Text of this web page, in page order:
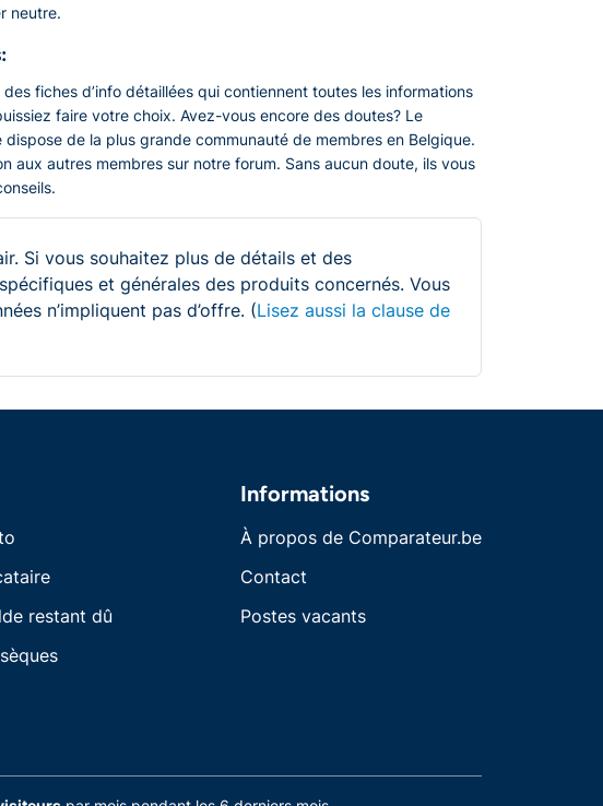
neutre.
fiches d’info détaillées qui contiennent toutes les informations
faire votre choix. Avez-vous encore des doutes? Le
dispose de la plus grande communauté de membres en Belgique.
aux autres membres sur notre forum. Sans aucun doute, ils vous
Si vous souhaitez plus de détails et des
et générales des produits concernés. Vous
n’impliquent pas d’offre. (Lisez aussi la clause de
restant dû
Informations
À propos de Comparateur.be
Contact
Postes vacants